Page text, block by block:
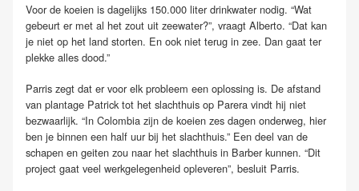
Voor de koeien is dagelijks 150.000 liter drinkwater nodig. “Wat
gebeurt er met al het zout uit zeewater?”, vraagt Alberto. “Dat kan
je niet op het land storten. En ook niet terug in zee. Dan gaat ter
plekke alles dood.”
Parris zegt dat er voor elk probleem een oplossing is. De afstand
van plantage Patrick tot het slachthuis op Parera vindt hij niet
bezwaarlijk. “In Colombia zijn de koeien zes dagen onderweg, hier
ben je binnen een half uur bij het slachthuis.” Een deel van de
schapen en geiten zou naar het slachthuis in Barber kunnen. “Dit
project gaat veel werkgelegenheid opleveren”, besluit Parris.